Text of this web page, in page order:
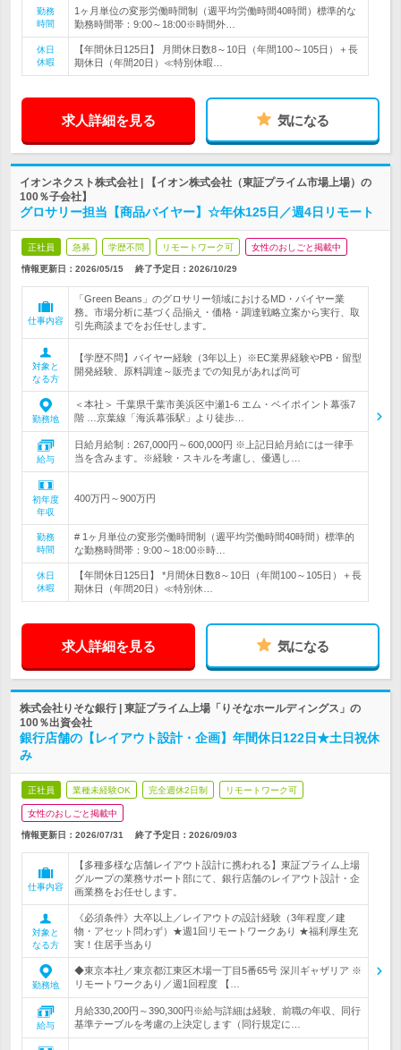
勤務
時間
1ヶ月単位の変形労働時間制（週平均労働時間40時間）標準的な
勤務時間帯：9:00～18:00※時間外…
休日
休暇
【年間休日125日】 月間休日数8～10日（年間100～105日）＋長
期休日（年間20日）≪特別休暇…
求人詳細を見る 気になる
イオンネクスト株式会社 | 【イオン株式会社（東証プライム市場上場）の
100％子会社】
グロサリー担当【商品バイヤー】☆年休125日／週4日リモート
正社員 急募 学歴不問 リモートワーク可 女性のおしごと掲載中
情報更新日：2026/05/15 終了予定日： 2026/10/29
仕事内容
「Green Beans」のグロサリー領域におけるMD・バイヤー業
務。市場分析に基づく品揃え・価格・調達戦略立案から実行、取
引先商談までをお任せします。
対象と
なる方
【学歴不問】バイヤー経験（3年以上）※EC業界経験やPB・留型
開発経験、原料調達～販売までの知見があれば尚可
勤務地
＜本社＞ 千葉県千葉市美浜区中瀬1-6 エム・ベイポイント幕張7
階 …京葉線「海浜幕張駅」より徒歩…
給与
日給月給制：267,000円～600,000円 ※上記日給月給には一律手
当を含みます。※経験・スキルを考慮し、優遇し…
初年度
年収
400万円～900万円
勤務
時間
# 1ヶ月単位の変形労働時間制（週平均労働時間40時間）標準的
な勤務時間帯：9:00～18:00※時…
休日
休暇
【年間休日125日】 *月間休日数8～10日（年間100～105日）＋長
期休日（年間20日）≪特別休…
求人詳細を見る 気になる
株式会社りそな銀行 | 東証プライム上場「りそなホールディングス」の
100％出資会社
銀行店舗の【レイアウト設計・企画】年間休日122日★土日祝休
み
正社員 業種未経験OK 完全週休2日制 リモートワーク可
女性のおしごと掲載中
情報更新日：2026/07/31 終了予定日： 2026/09/03
仕事内容
【多種多様な店舗レイアウト設計に携われる】東証プライム上場
グループの業務サポート部にて、銀行店舗のレイアウト設計・企
画業務をお任せします。
対象と
なる方
《必須条件》大卒以上／レイアウトの設計経験（3年程度／建
物・アセット問わず）★週1回リモートワークあり ★福利厚生充
実！住居手当あり
勤務地
◆東京本社／東京都江東区木場一丁目5番65号 深川ギャザリア ※
リモートワークあり／週1回程度 【…
給与
月給330,200円～390,300円※給与詳細は経験、前職の年収、同行
基準テーブルを考慮の上決定します（同行規定に…